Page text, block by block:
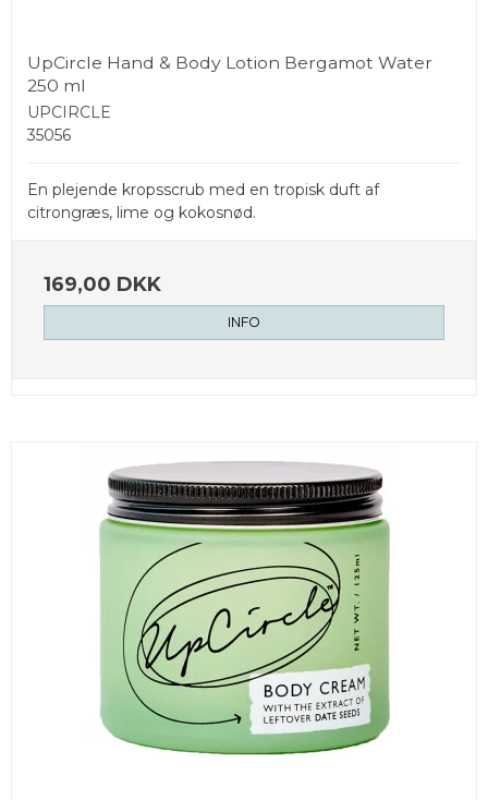
UpCircle Hand & Body Lotion Bergamot Water
250 ml
UPCIRCLE
35056
En plejende kropsscrub med en tropisk duft af
citrongræs, lime og kokosnød.
169,00 DKK
INFO